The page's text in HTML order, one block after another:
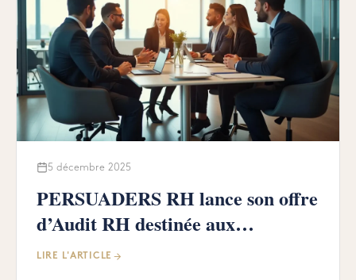
5 décembre 2025
PERSUADERS RH lance son offre
d’Audit RH destinée aux
dirigeants, qu’ils disposent ou non
LIRE L'ARTICLE